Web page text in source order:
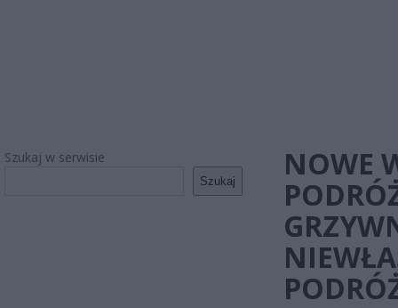
Szukaj w serwisie
Szukaj
NOWE